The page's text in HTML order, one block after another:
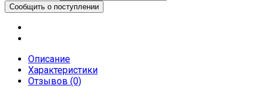
Описание
Характеристики
Отзывов (0)